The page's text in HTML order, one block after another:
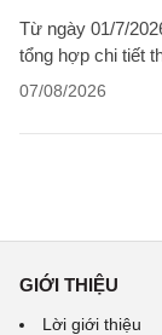
Từ ngày 01/7/
tổng hợp chi tiết
07/08/2026
GIỚI THIỆU
Lời giới thiệu